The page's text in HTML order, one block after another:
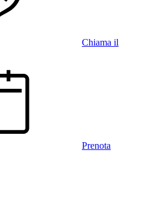
Chiama il
Prenota